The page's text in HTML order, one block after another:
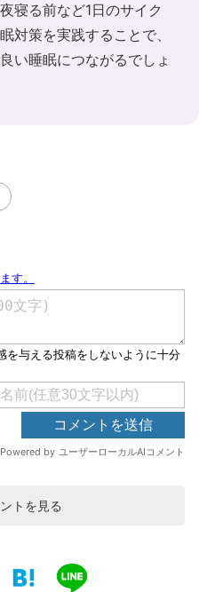
寝る前など1日のサイク
対策を実践することで、
い睡眠につながるでしょ
トを見る